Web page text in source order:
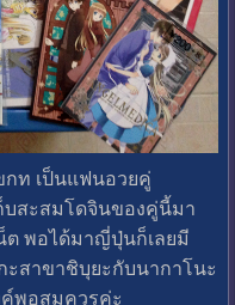
กท เป็นแฟนอวยคู่
บสะสมโดจินของคู่นี้มา
ต พอได้มาญี่ปุ่นก็เลยมี
สาขาชิบุยะกับนากาโนะ
พอสมควรค่ะ